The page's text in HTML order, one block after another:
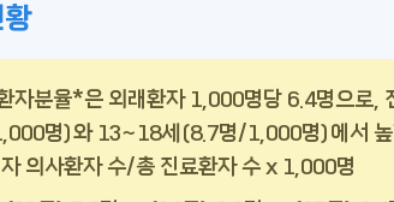
황
분율*은 외래환자 1,000명당 6.4명으로,
명)와 13~18세(8.7명/1,000명)에서 높
의사환자 수/총 진료환자 수 x 1,000명